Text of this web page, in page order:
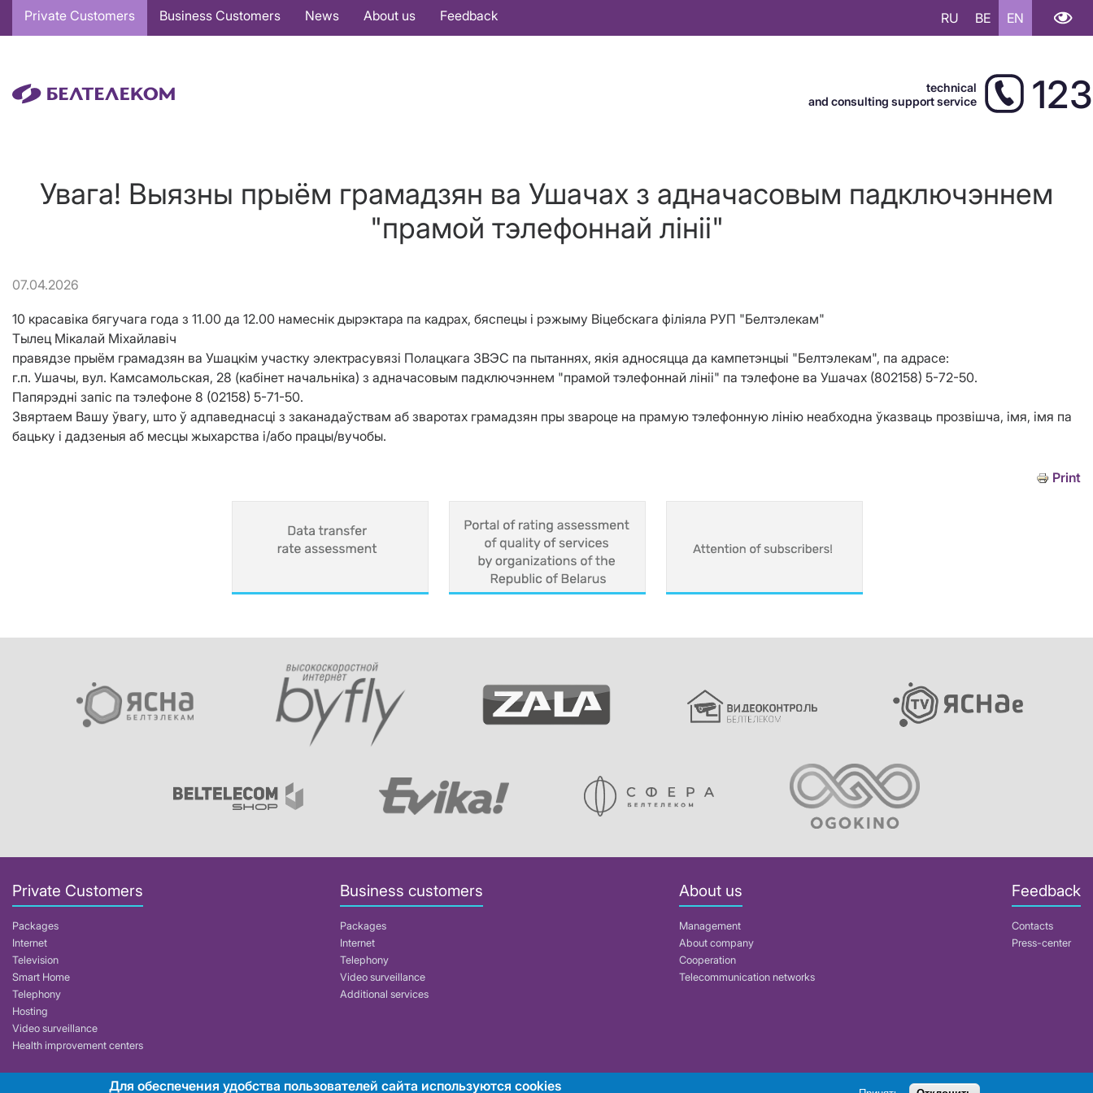
Основная
навигация
Private Customers Business Customers News About us Feedback RU BE EN
technical
and consulting support service
123
Увага! Выязны прыём грамадзян ва Ушачах з адначасовым падключэннем
"прамой тэлефоннай лініі"
07.04.2026
10 красавіка бягучага года з 11.00 да 12.00 намеснік дырэктара па кадрах, бяспецы і рэжыму Віцебскага філіяла РУП "Белтэлекам"
Тылец Мікалай Міхайлавіч
правядзе прыём грамадзян ва Ушацкім участку электрасувязі Полацкага ЗВЭС па пытаннях, якія адносяцца да кампетэнцыі "Белтэлекам", па адрасе:
г.п. Ушачы, вул. Камсамольская, 28 (кабінет начальніка) з адначасовым падключэннем "прамой тэлефоннай лініі" па тэлефоне ва Ушачах (802158) 5-72-50.
Папярэдні запіс па тэлефоне 8 (02158) 5-71-50.
Звяртаем Вашу ўвагу, што ў адпаведнасці з заканадаўствам аб зваротах грамадзян пры звароце на прамую тэлефонную лінію неабходна ўказваць прозвішча, імя, імя па
бацьку і дадзеныя аб месцы жыхарства і/або працы/вучобы.
Print
Private Customers
Packages
Internet
Television
Smart Home
Telephony
Hosting
Video surveillance
Health improvement centers
Business customers
Packages
Internet
Telephony
Video surveillance
Additional services
About us
Management
About company
Cooperation
Telecommunication networks
Feedback
Contacts
Press-center
Для обеспечения удобства пользователей сайта используются cookies